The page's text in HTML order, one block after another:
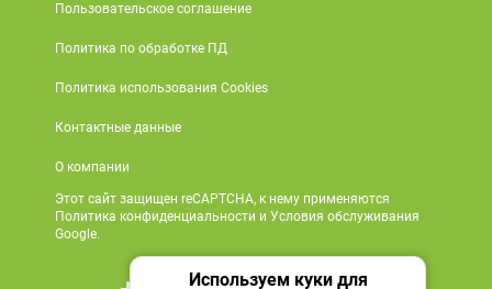
Пользовательское соглашение
Политика по обработке ПД
Политика использования Cookies
Контактные данные
О компании
Этот сайт защищен reCAPTCHA, к нему применяются
Политика конфиденциальности и Условия обслуживания
Google.
Используем куки для